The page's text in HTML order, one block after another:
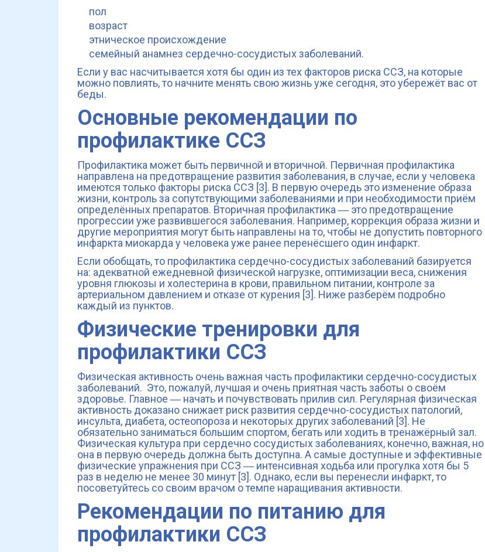
пол
возраст
этническое происхождение
семейный анамнез сердечно-сосудистых заболеваний.
Если у вас насчитывается хотя бы один из тех факторов риска ССЗ, на которые
можно повлиять, то начните менять свою жизнь уже сегодня, это убережёт вас от
беды.
Основные рекомендации по
профилактике ССЗ
Профилактика может быть первичной и вторичной. Первичная профилактика
направлена на предотвращение развития заболевания, в случае, если у человека
имеются только факторы риска ССЗ [3]. В первую очередь это изменение образа
жизни, контроль за сопутствующими заболеваниями и при необходимости приём
определённых препаратов. Вторичная профилактика ― это предотвращение
прогрессии уже развившегося заболевания. Например, коррекция образа жизни и
другие мероприятия могут быть направлены на то, чтобы не допустить повторного
инфаркта миокарда у человека уже ранее перенёсшего один инфаркт.
Если обобщать, то профилактика сердечно-сосудистых заболеваний базируется
на: адекватной ежедневной физической нагрузке, оптимизации веса, снижения
уровня глюкозы и холестерина в крови, правильном питании, контроле за
артериальном давлением и отказе от курения [3]. Ниже разберём подробно
каждый из пунктов.
Физические тренировки для
профилактики ССЗ
Физическая активность очень важная часть профилактики сердечно-сосудистых
заболеваний. Это, пожалуй, лучшая и очень приятная часть заботы о своём
здоровье. Главное ― начать и почувствовать прилив сил. Регулярная физическая
активность доказано снижает риск развития сердечно-сосудистых патологий,
инсульта, диабета, остеопороза и некоторых других заболеваний [3]. Не
обязательно заниматься большим спортом, бегать или ходить в тренажёрный зал.
Физическая культура при сердечно сосудистых заболеваниях, конечно, важная, но
она в первую очередь должна быть доступна. А самые доступные и эффективные
физические упражнения при ССЗ ― интенсивная ходьба или прогулка хотя бы 5
раз в неделю не менее 30 минут [3]. Однако, если вы перенесли инфаркт, то
посоветуйтесь со своим врачом о темпе наращивания активности.
Рекомендации по питанию для
профилактики ССЗ